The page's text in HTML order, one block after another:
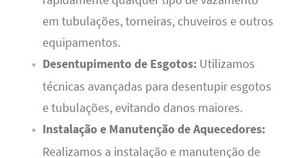
em tubulações, torneiras, chuveiros e outros
equipamentos.
Desentupimento de Esgotos:Utilizamos
técnicas avançadas para desentupir esgotos
e tubulações, evitando danos maiores.
Instalação e Manutenção de Aquecedores:
Realizamos a instalação e manutenção de